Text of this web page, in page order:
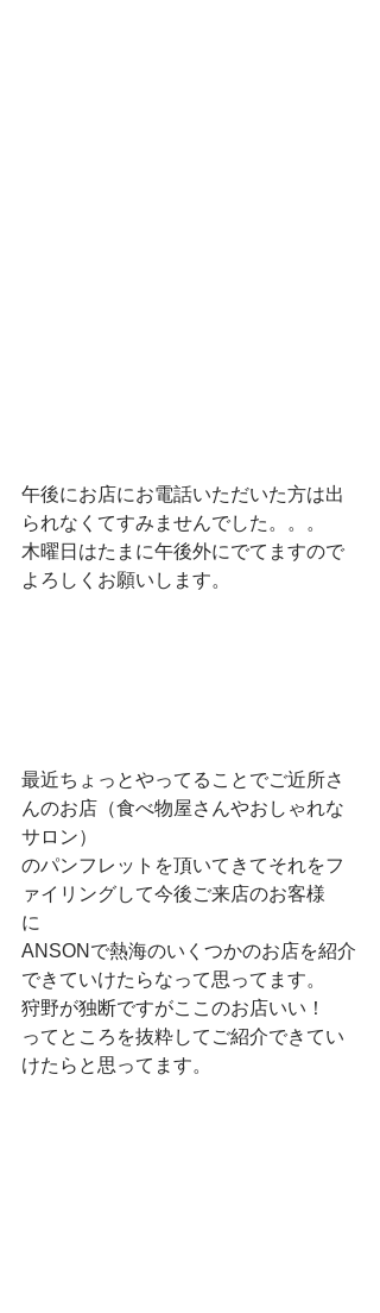
午後にお店にお電話いただいた方は出
られなくてすみませんでした。。。
木曜日はたまに午後外にでてますので
よろしくお願いします。
最近ちょっとやってることでご近所さ
んのお店（食べ物屋さんやおしゃれな
サロン）
のパンフレットを頂いてきてそれをフ
ァイリングして今後ご来店のお客様
に
ANSONで熱海のいくつかのお店を紹介
できていけたらなって思ってます。
狩野が独断ですがここのお店いい！
ってところを抜粋してご紹介できてい
けたらと思ってます。